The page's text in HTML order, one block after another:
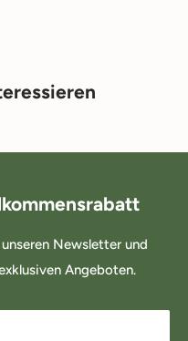
Newsletter und
Angeboten.